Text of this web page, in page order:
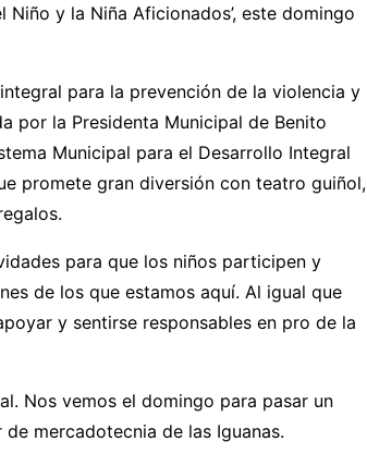
Niño y la Niña Aficionados’, este domingo
para la prevención de la violencia y
por la Presidenta Municipal de Benito
Municipal para el Desarrollo Integral
promete gran diversión con teatro guiñol,
para que los niños participen y
de los que estamos aquí. Al igual que
y sentirse responsables en pro de la
Nos vemos el domingo para pasar un
mercadotecnia de las Iguanas.